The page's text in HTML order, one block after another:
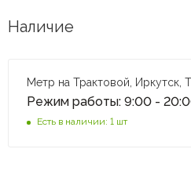
Наличие
Метр на Трактовой, Иркутск,
Режим работы: 9:00 -
Есть в наличии: 1 шт